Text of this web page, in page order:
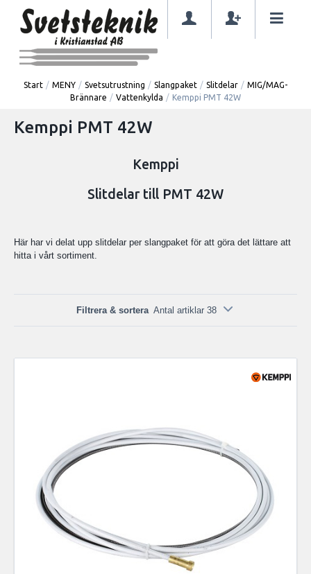
Start / MENY / Svetsutrustning / Slangpaket / Slitdelar / MIG/MAG-
Brännare / Vattenkylda / Kemppi PMT 42W
Kemppi PMT 42W
Kemppi
Slitdelar till PMT 42W
Här har vi delat upp slitdelar per slangpaket för att göra det lättare att
hitta i vårt sortiment.
Filtrera & sortera Antal artiklar 38